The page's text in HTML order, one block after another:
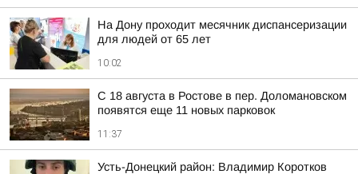
На Дону проходит месячник диспансеризации
для людей от 65 лет
10:02
С 18 августа в Ростове в пер. Доломановском
появятся еще 11 новых парковок
11:37
Усть-Донецкий район: Владимир Коротков